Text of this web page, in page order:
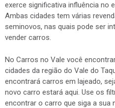
exerce significativa influência no
Ambas cidades tem várias
seminovos, nas quais pode ser
vender carros.
No Carros no Vale você
cidades da região do Vale do
encontrará carros em lajeado,
novo carro estará aqui. Use os
encontrar o carro que siga a sua